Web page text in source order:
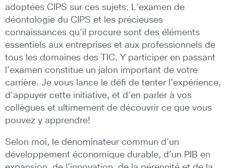
adoptées CIPS sur ces sujets. L’examen de
déontologie du CIPS et les précieuses
connaissances qu’il procure sont des éléments
essentiels aux entreprises et aux professionnels de
tous les domaines des TIC. Y participer en passant
l’examen constitue un jalon important de votre
carrière. Je vous lance le défi de tenter l’expérience,
d’appuyer cette initiative, et d’en parler à vos
collègues et ultimement de découvrir ce que vous
pouvez y apprendre!
Selon moi, le dénominateur commun d’un
développement économique durable, d’un PIB en